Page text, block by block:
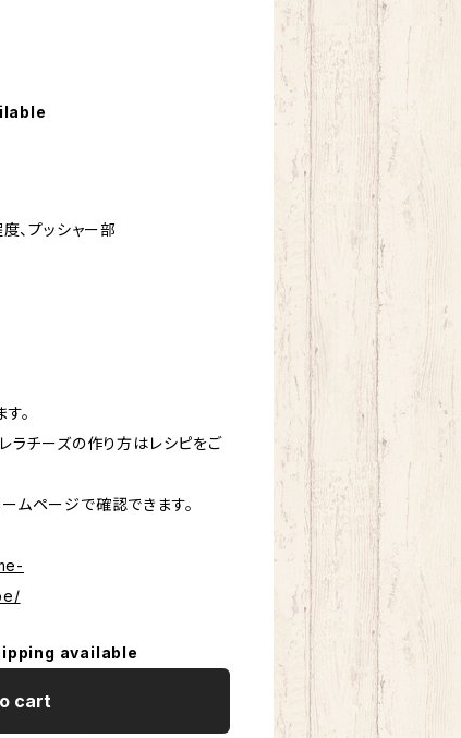
、プッシャー部
。
ラチーズの作り方はレシピをご
ページで確認できます。
available
cart